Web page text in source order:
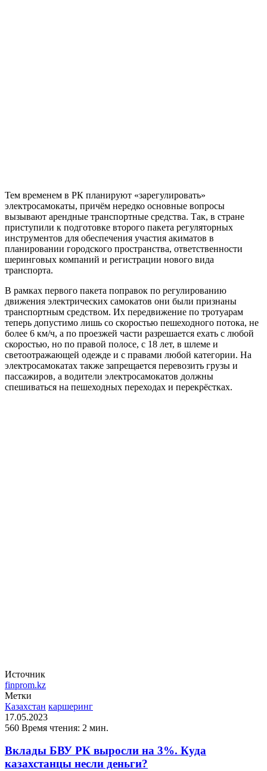
Тем временем в РК планируют «зарегулировать»
электросамокаты, причём нередко основные вопросы
вызывают арендные транспортные средства. Так, в стране
приступили к подготовке второго пакета регуляторных
инструментов для обеспечения участия акиматов в
планировании городского пространства, ответственности
шеринговых компаний и регистрации нового вида
транспорта.
В рамках первого пакета поправок по регулированию
движения электрических самокатов они были признаны
транспортным средством. Их передвижение по тротуарам
теперь допустимо лишь со скоростью пешеходного потока, не
более 6 км/ч, а по проезжей части разрешается ехать с любой
скоростью, но по правой полосе, с 18 лет, в шлеме и
светоотражающей одежде и с правами любой категории. На
электросамокатах также запрещается перевозить грузы и
пассажиров, а водители электросамокатов должны
спешиваться на пешеходных переходах и перекрёстках.
Источник
finprom.kz
Метки
Казахстан каршеринг
17.05.2023
560 Время чтения: 2 мин.
Вклады БВУ РК выросли на 3%. Куда
казахстанцы несли деньги?